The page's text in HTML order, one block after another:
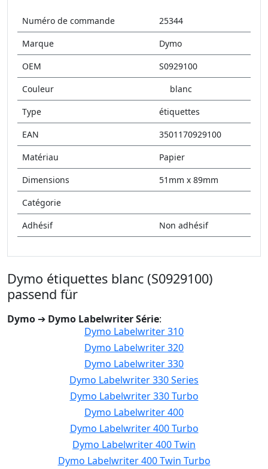
Numéro de commande
25344
Marque
Dymo
OEM
S0929100
Couleur
blanc
Type
étiquettes
EAN
3501170929100
Matériau
Papier
Dimensions
51mm x 89mm
Catégorie
Adhésif
Non adhésif
Dymo étiquettes blanc (S0929100)
passend für
Dymo ➔ Dymo Labelwriter Série:
Dymo Labelwriter 310
Dymo Labelwriter 320
Dymo Labelwriter 330
Dymo Labelwriter 330 Series
Dymo Labelwriter 330 Turbo
Dymo Labelwriter 400
Dymo Labelwriter 400 Turbo
Dymo Labelwriter 400 Twin
Dymo Labelwriter 400 Twin Turbo